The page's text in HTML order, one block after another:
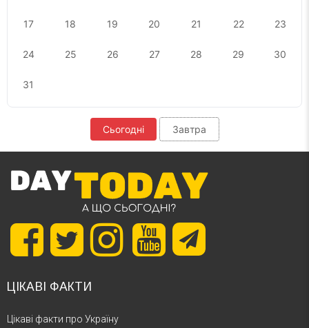
17 18 19 20 21 22 23
24 25 26 27 28 29 30
31
Сьогодні Завтра
ЦІКАВІ ФАКТИ
Цікаві факти про Україну